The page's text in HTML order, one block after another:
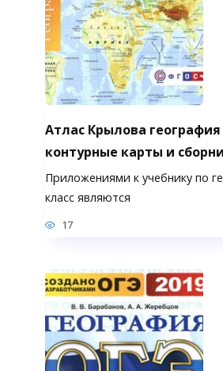
Атлас Крылова география
контурные карты и
Приложениями к учебнику по
класс являются
17